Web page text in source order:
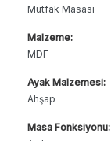
Mutfak Masası
Malzeme:
MDF
Ayak Malzemesi:
Ahşap
Masa Fonksiyonu: